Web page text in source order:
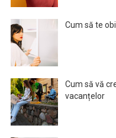
Cum să te
Cum să vă
vacanțelor